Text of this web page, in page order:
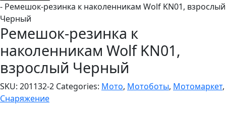
- Ремешок-резинка к наколенникам Wolf KN01, взрослый
Черный
Ремешок-резинка к
наколенникам Wolf KN01,
взрослый Черный
SKU: 201132-2 Categories: Мото, Мотоботы, Мотомаркет,
Снаряжение